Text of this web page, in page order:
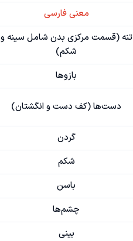
معنی فارسی
تنه (قسمت مرکزی بدن شامل سینه و
شکم)
بازوها
دست‌ها (کف دست و انگشتان)
گردن
شکم
باسن
چشم‌ها
بینی